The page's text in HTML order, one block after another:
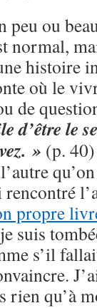
peu ou
normal,
histoire
où le
de
d’être le
» (p. 40)
rencontré
propre
suis
s’il
rien qu’à